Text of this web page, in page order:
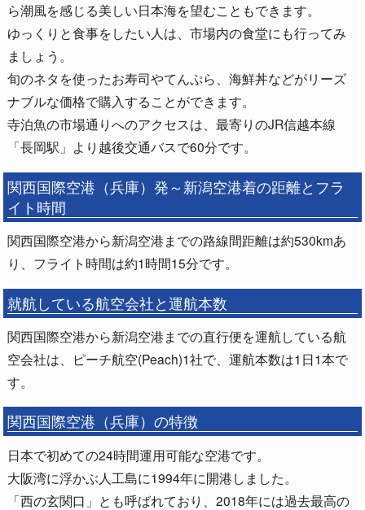
ら潮風を感じる美しい日本海を望むこともできます。
ゆっくりと食事をしたい人は、市場内の食堂にも行ってみ
ましょう。
旬のネタを使ったお寿司やてんぷら、海鮮丼などがリーズ
ナブルな価格で購入することができます。
寺泊魚の市場通りへのアクセスは、最寄りのJR信越本線
「長岡駅」より越後交通バスで60分です。
関西国際空港（兵庫）発～新潟空港着の距離とフラ
イト時間
関西国際空港から新潟空港までの路線間距離は約530kmあ
り、フライト時間は約1時間15分です。
就航している航空会社と運航本数
関西国際空港から新潟空港までの直行便を運航している航
空会社は、ピーチ航空(Peach)1社で、運航本数は1日1本で
す。
関西国際空港（兵庫）の特徴
日本で初めての24時間運用可能な空港です。
大阪湾に浮かぶ人工島に1994年に開港しました。
「西の玄関口」とも呼ばれており、2018年には過去最高の